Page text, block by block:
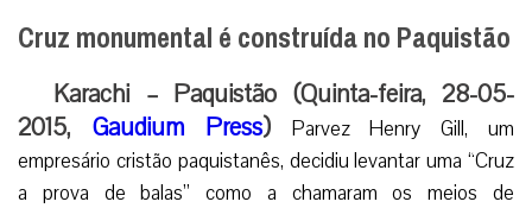
Cruz monumental é construída no Paquistão
Karachi – Paquistão (Quinta-feira, 28-05-
2015, Gaudium Press)
Parvez Henry Gill, um
empresário cristão paquistanês, decidiu levantar uma “Cruz
a prova de balas” como a chamaram os meios de